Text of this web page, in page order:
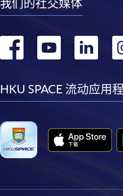
我们的社交媒体
转
facebook
转
转
HKU SPACE 流动应用